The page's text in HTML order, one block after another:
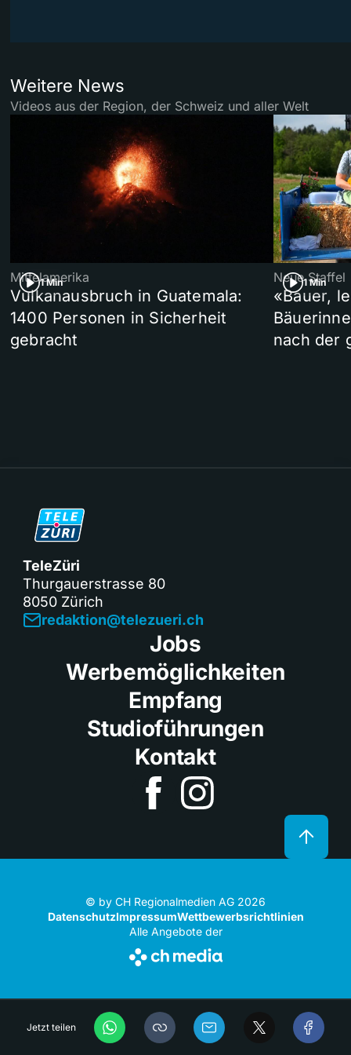
Jetzt teilen
Weitere News
Videos aus der Region, der Schweiz und aller Welt
1 Min
Mittelamerika
Vulkanausbruch in Guatemala:
1400 Personen in Sicherheit
gebracht
1 Min
Neue Staffel
«Bauer,
nach der
TeleZüri
Thurgauerstrasse 80
8050 Zürich
redaktion@telezueri.ch
Jobs
Werbemöglichkeiten
Empfang
Studioführungen
Kontakt
© by CH Regionalmedien AG 2026
DatenschutzImpressumWettbewerbsrichtlinien
Alle Angebote der